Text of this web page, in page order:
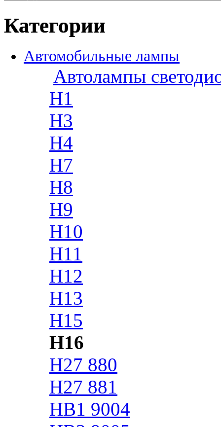
Категории
Автомобильные лампы
Автолампы
H1
H3
H4
H7
H8
H9
H10
H11
H12
H13
H15
H16
H27 880
H27 881
HB1 9004